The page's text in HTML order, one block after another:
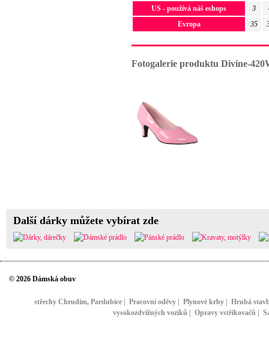
US - používá náš eshops 3
Evropa
35
Fotogalerie produktu Divine-
Další dárky můžete vybírat zde
© 2026 Dámská obuv
střechy Chrudim, Pardubice| Pracovní oděvy| Plynové krby| Hrubá
vysokozdvižných vozíků
Opravy vstřikovačů